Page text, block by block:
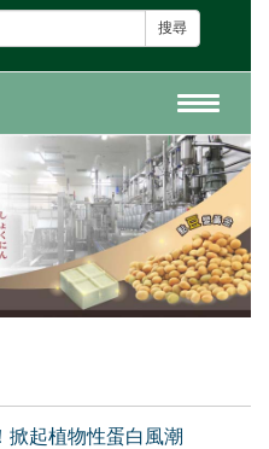
搜尋
掀起植物性蛋白風潮